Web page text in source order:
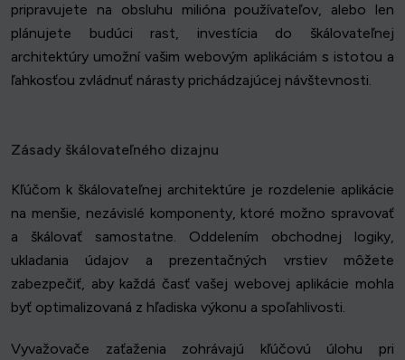
pripravujete na obsluhu milióna používateľov, alebo len
plánujete budúci rast, investícia do škálovateľnej
architektúry umožní vašim webovým aplikáciám s istotou a
ľahkosťou zvládnuť nárasty prichádzajúcej návštevnosti.
Zásady škálovateľného dizajnu
Kľúčom k škálovateľnej architektúre je rozdelenie aplikácie
na menšie, nezávislé komponenty, ktoré možno spravovať
a škálovať samostatne. Oddelením obchodnej logiky,
ukladania údajov a prezentačných vrstiev môžete
zabezpečiť, aby každá časť vašej webovej aplikácie mohla
byť optimalizovaná z hľadiska výkonu a spoľahlivosti.
Vyvažovače zaťaženia zohrávajú kľúčovú úlohu pri